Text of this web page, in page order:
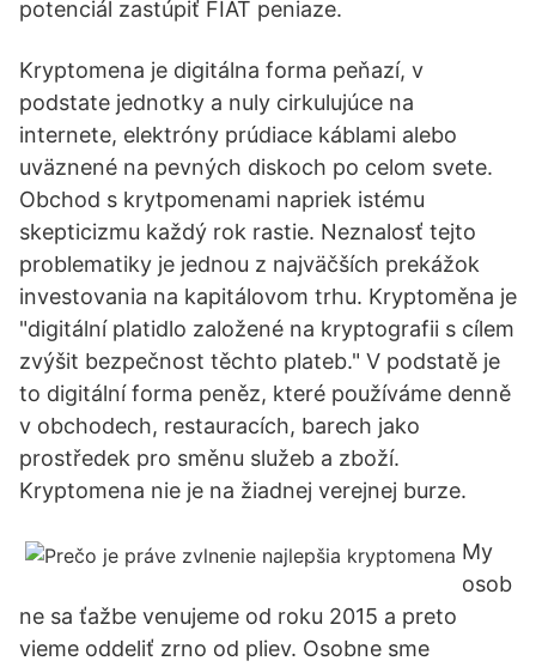
potenciál zastúpiť FIAT peniaze.
Kryptomena je digitálna forma peňazí, v
podstate jednotky a nuly cirkulujúce na
internete, elektróny prúdiace káblami alebo
uväznené na pevných diskoch po celom svete.
Obchod s krytpomenami napriek istému
skepticizmu každý rok rastie. Neznalosť tejto
problematiky je jednou z najväčších prekážok
investovania na kapitálovom trhu. Kryptoměna je
"digitální platidlo založené na kryptografii s cílem
zvýšit bezpečnost těchto plateb." V podstatě je
to digitální forma peněz, které používáme denně
v obchodech, restauracích, barech jako
prostředek pro směnu služeb a zboží.
Kryptomena nie je na žiadnej verejnej burze.
My
osob
ne sa ťažbe venujeme od roku 2015 a preto
vieme oddeliť zrno od pliev. Osobne sme